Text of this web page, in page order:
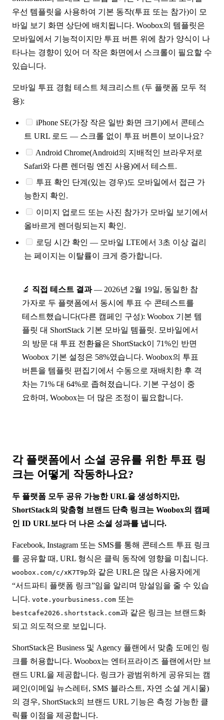
우선 템플릿을 사용하여 기본 동작(투표 또는 참가)이 모
바일 보기 화면 상단에 배치됩니다. Woobox의 템플릿은
모바일에서 기능적이지만 투표 버튼 위에 참가 양식이 나
타나는 경향이 있어 더 작은 화면에서 스크롤이 필요할 수
있습니다.
모바일 투표 경험 테스트 체크리스트 (두 플랫폼 모두 적
용):
iPhone SE(가장 작은 일반 화면 크기)에서 콘테스
트 URL 로드 — 스크롤 없이 투표 버튼이 보이나요?
Android Chrome(Android의 지배적인 브라우저로
Safari와 다른 렌더링 엔진 사용)에서 테스트.
투표 확인 단계(있는 경우)도 모바일에서 접근 가
능한지 확인.
이미지 업로드 또는 사진 참가가 모바일 보기에서
올바르게 렌더링되는지 확인.
로딩 시간 확인 — 모바일 LTE에서 3초 이상 걸리
는 페이지는 이탈률이 크게 증가합니다.
🔬 직접 테스트 결과— 2026년 2월 19일, 동일한 참
가자로 두 플랫폼에서 동시에 투표 수 콘테스트를
테스트했습니다(다른 캠페인 구성): Woobox 기본 템
플릿 대 ShortStack 기본 모바일 템플릿. 모바일에서
의 방문 대 투표 전환율은 ShortStack이 71%인 반면
Woobox 기본 설정은 58%였습니다. Woobox의 투표
버튼을 템플릿 편집기에서 수동으로 재배치한 후 격
차는 71% 대 64%로 좁혀졌습니다. 기본 구성이 중
요하며, Woobox는 더 많은 조정이 필요합니다.
각 플랫폼에서 소셜 공유를 위한 투표 링
크는 어떻게 작동하나요?
두 플랫폼 모두 공유 가능한 URL을 생성하지만,
ShortStack의 맞춤형 브랜드 단축 링크는 Woobox의 캠페
인 ID URL보다 더 나은 소셜 성과를 냅니다.
Facebook, Instagram 또는 SMS를 통해 콘테스트 투표 링크
를 공유할 때, URL 형식은 클릭 동작에 영향을 미칩니다.
woobox.com/c/xK7T9p와 같은 URL은 많은 사용자에게
“서드파티 플랫폼 링크”임을 알리며 망설임을 줄 수 있습
니다. vote.yourbusiness.com 또는
bestcafe2026.shortstack.com과 같은 링크는 브랜드화
되고 의도적으로 보입니다.
ShortStack은 Business 및 Agency 플랜에서 맞춤 도메인 링
크를 허용합니다. Woobox는 엔터프라이즈 플랜에서만 브
랜드 URL을 제공합니다. 링크가 광범위하게 공유되는 캠
페인(이메일 뉴스레터, SMS 블라스트, 자연 소셜 게시물)
의 경우, ShortStack의 브랜드 URL 기능은 측정 가능한 클
릭률 이점을 제공합니다.